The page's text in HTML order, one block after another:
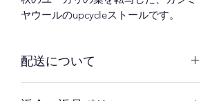
ヤウールのupcycleストールです。
配送について